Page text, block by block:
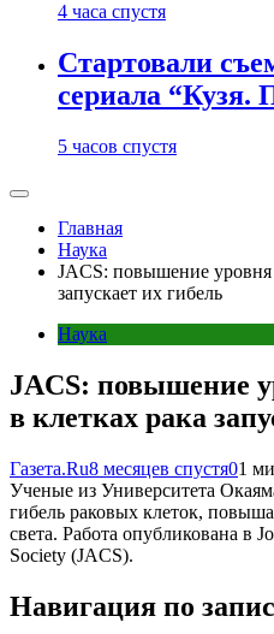
4 часа спустя
Стартовали
сериала “Кузя.
5 часов спустя
Главная
Наука
JACS: повышение уровня
запускает их гибель
Наука
JACS: повышение
в клетках рака
Газета.Ru8 месяцев спустя01
Ученые из Университета
гибель раковых клеток,
света. Работа опубликована в
Society (JACS).
Навигация по